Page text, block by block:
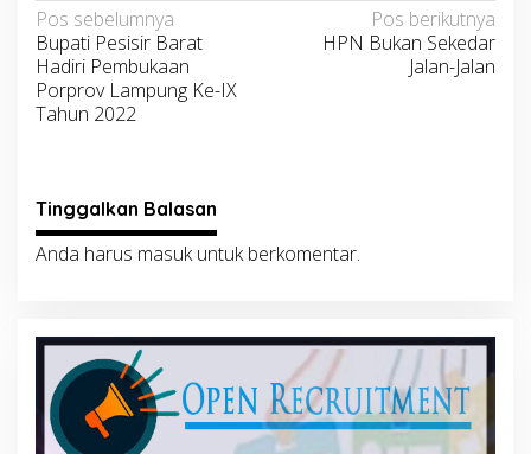
Navigasi
pos
Pos sebelumnya
Bupati Pesisir Barat
Hadiri Pembukaan
Porprov Lampung Ke-IX
Tahun 2022
Pos berikutnya
HPN Bukan Sekedar
Jalan-Jalan
Tinggalkan Balasan
Anda harus masukuntuk berkomentar.